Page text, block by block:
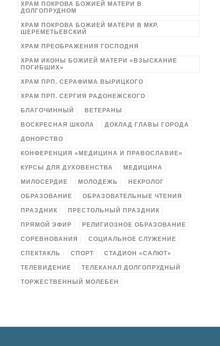
ХРАМ ПОКРОВА БОЖИЕЙ МАТЕРИ В
ДОЛГОПРУДНОМ
ХРАМ ПОКРОВА БОЖИЕЙ МАТЕРИ В МКР.
ШЕРЕМЕТЬЕВСКИЙ
ХРАМ ПРЕОБРАЖЕНИЯ ГОСПОДНЯ
ХРАМ ИКОНЫ БОЖИЕЙ МАТЕРИ «ВЗЫСКАНИЕ
ПОГИБШИХ»
ХРАМ ПРП. СЕРАФИМА ВЫРИЦКОГО
ХРАМ ПРП. СЕРГИЯ РАДОНЕЖСКОГО
БЛАГОЧИННЫЙ ВЕТЕРАНЫ
ВОСКРЕСНАЯ ШКОЛА ДОКЛАД ГЛАВЫ ГОРОДА
ДОНОРСТВО
КОНФЕРЕНЦИЯ «МЕДИЦИНА И ПРАВОСЛАВИЕ»
КУРСЫ ДЛЯ ДУХОВЕНСТВА МЕДИЦИНА
МИЛОСЕРДИЕ МОЛОДЕЖЬ НЕКРОЛОГ
ОБРАЗОВАНИЕ ОБРАЗОВАТЕЛЬНЫЕ ЧТЕНИЯ
ПРАЗДНИК ПРЕСТОЛЬНЫЙ ПРАЗДНИК
ПРЯМОЙ ЭФИР РЕЛИГИОЗНОЕ ОБРАЗОВАНИЕ
СОРЕВНОВАНИЯ СОЦИАЛЬНОЕ СЛУЖЕНИЕ
СПЕКТАКЛЬ СПОРТ СТАДИОН «САЛЮТ»
ТЕЛЕВИДЕНИЕ ТЕЛЕКАНАЛ ДОЛГОПРУДНЫЙ
ТОРЖЕСТВЕННЫЙ МОЛЕБЕН